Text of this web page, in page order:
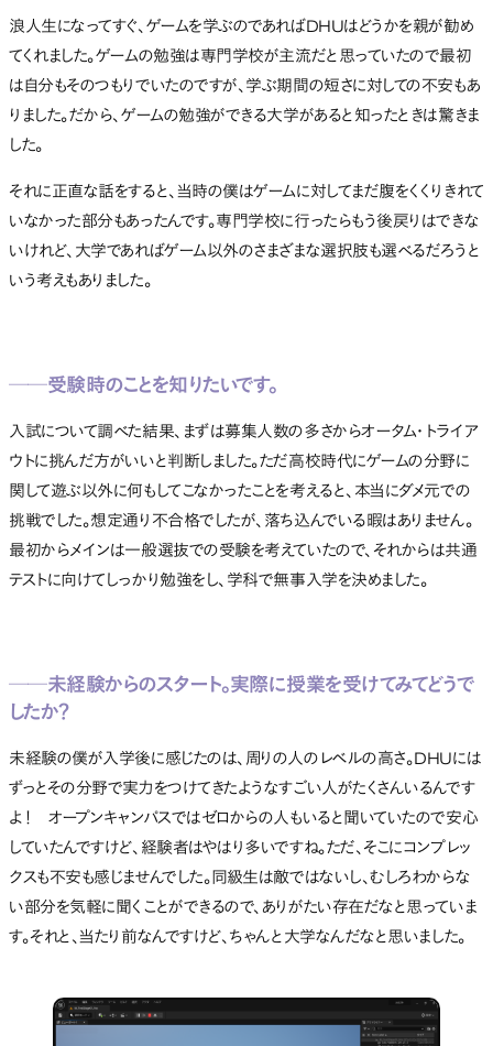
浪人生になってすぐ、ゲームを学ぶのであればDHUはどうかを親が勧め
てくれました。ゲームの勉強は専門学校が主流だと思っていたので最初
は自分もそのつもりでいたのですが、学ぶ期間の短さに対しての不安もあ
りました。だから、ゲームの勉強ができる大学があると知ったときは驚きま
した。
それに正直な話をすると、当時の僕はゲームに対してまだ腹をくくりきれて
いなかった部分もあったんです。専門学校に行ったらもう後戻りはできな
いけれど、大学であればゲーム以外のさまざまな選択肢も選べるだろうと
いう考えもありました。
──受験時のことを知りたいです。
入試について調べた結果、まずは募集人数の多さからオータム・トライア
ウトに挑んだ方がいいと判断しました。ただ高校時代にゲームの分野に
関して遊ぶ以外に何もしてこなかったことを考えると、本当にダメ元での
挑戦でした。想定通り不合格でしたが、落ち込んでいる暇はありません。
最初からメインは一般選抜での受験を考えていたので、それからは共通
テストに向けてしっかり勉強をし、学科で無事入学を決めました。
──未経験からのスタート。実際に授業を受けてみてどうで
したか？
未経験の僕が入学後に感じたのは、周りの人のレベルの高さ。DHUには
ずっとその分野で実力をつけてきたようなすごい人がたくさんいるんです
よ！ オープンキャンパスではゼロからの人もいると聞いていたので安心
していたんですけど、経験者はやはり多いですね。ただ、そこにコンプレッ
クスも不安も感じませんでした。同級生は敵ではないし、むしろわからな
い部分を気軽に聞くことができるので、ありがたい存在だなと思っていま
す。それと、当たり前なんですけど、ちゃんと大学なんだなと思いました。